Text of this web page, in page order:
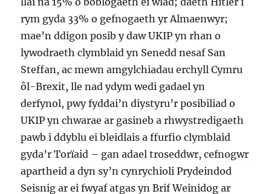
rym gyda 33% o gefnogaeth yr Almaenwyr;
mae’n ddigon posib y daw UKIP yn rhan o
lywodraeth clymblaid yn Senedd nesaf San
Steffan, ac mewn amgylchiadau erchyll Cymru
ôl-Brexit, lle nad ydym wedi gadael yn
derfynol, pwy fyddai’n diystyru’r posibiliad o
UKIP yn chwarae ar gasineb a rhwystredigaeth
pawb i ddyblu ei bleidlais a ffurfio clymblaid
gyda’r Torïaid – gan adael troseddwr, cefnogwr
apartheid a dyn sy’n cynrychioli Prydeindod
Seisnig ar ei fwyaf atgas yn Brif Weinidog ar